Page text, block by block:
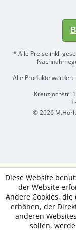
* Alle Preise inkl.
Alle Produkte
Kreuzjochstr.
© 2026
Diese Website
der Website
Andere Cookies,
erhöhen, der
anderen
sollen,